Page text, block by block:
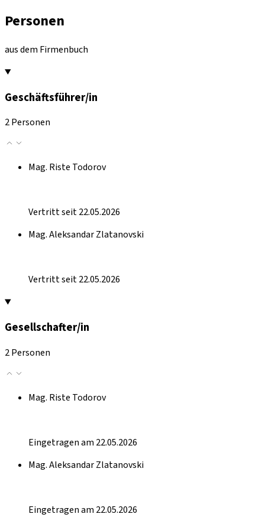
Personen
aus dem Firmenbuch
Geschäftsführer/in
2 Personen
Mag. Riste Todorov
Vertritt seit 22.05.2026
Mag. Aleksandar Zlatanovski
Vertritt seit 22.05.2026
Gesellschafter/in
2 Personen
Mag. Riste Todorov
Eingetragen am 22.05.2026
Mag. Aleksandar Zlatanovski
Eingetragen am 22.05.2026